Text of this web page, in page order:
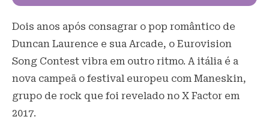
Dois anos após consagrar o pop romântico de
Duncan Laurence e sua Arcade, o Eurovision
Song Contest vibra em outro ritmo. A itália é a
nova campeã o festival europeu com Maneskin,
grupo de rock que foi revelado no X Factor em
2017.